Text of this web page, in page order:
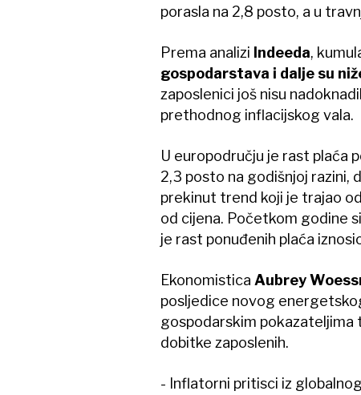
porasla na 2,8 posto, a u
Prema analizi Indeeda,
gospodarstava i dalje su
zaposlenici još nisu
prethodnog inflacijskog vala.
U europodručju je rast plaća
2,3 posto na godišnjoj razini,
prekinut trend koji je trajao
od cijena. Početkom godine
je rast ponuđenih plaća
Ekonomistica Aubrey
posljedice novog
gospodarskim pokazateljima
dobitke zaposlenih.
- Inflatorni pritisci iz